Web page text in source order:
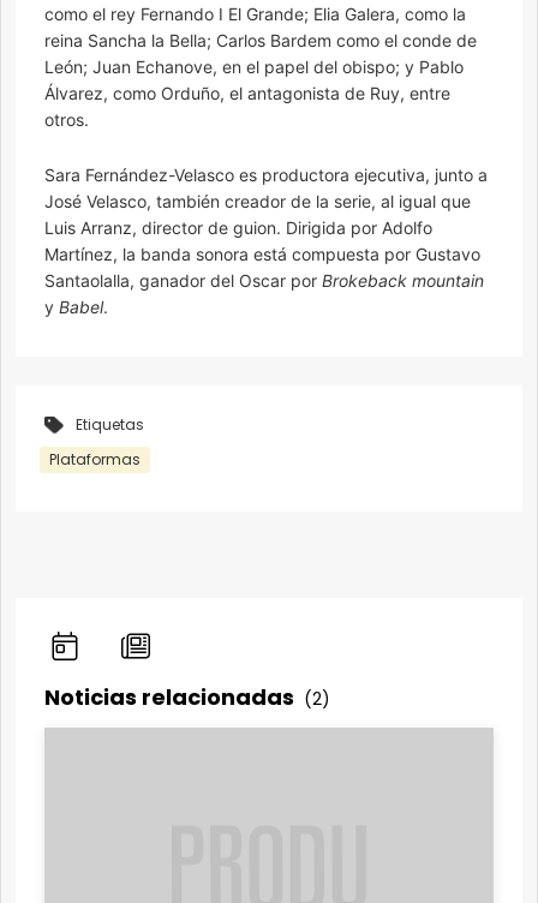
como el rey Fernando I El Grande; Elia Galera, como la
reina Sancha la Bella; Carlos Bardem como el conde de
León; Juan Echanove, en el papel del obispo; y Pablo
Álvarez, como Orduño, el antagonista de Ruy, entre
otros.
Sara Fernández-Velasco es productora ejecutiva, junto a
José Velasco, también creador de la serie, al igual que
Luis Arranz, director de guion. Dirigida por Adolfo
Martínez, la banda sonora está compuesta por Gustavo
Santaolalla, ganador del Oscar por Brokeback mountain
y Babel.
Etiquetas
Plataformas
Noticias relacionadas (2)